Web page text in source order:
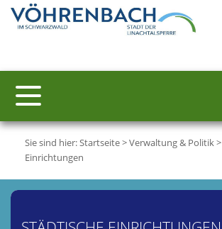
Sie sind hier:Startseite>Verwaltung & Politik>
Einrichtungen